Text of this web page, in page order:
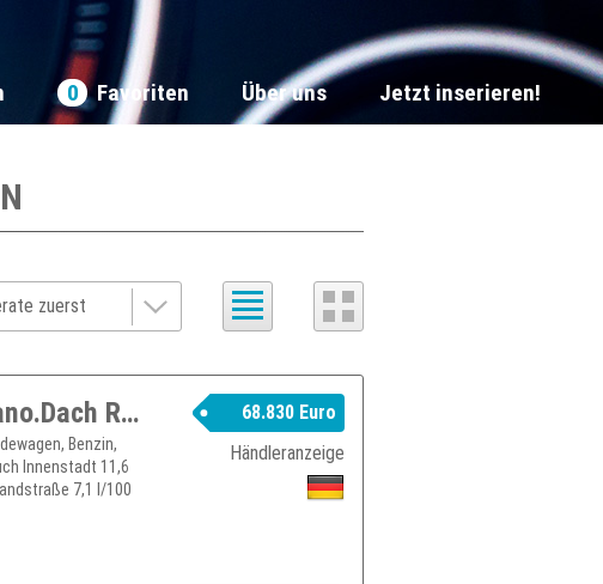
0 Favoriten Über uns Jetzt inserieren!
BMW X3 M50 HK HiFi DAB LED Pano.Dach RFK Komfortzg.
Benzin,
Innenstadt 11,6
7,1 l/100
68.830 Euro
Händleranzeige